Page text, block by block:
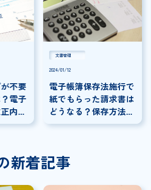
不要
電子
内容
文書管理
2024/01/12
電子帳簿保存法施行で
紙でもらった請求書は
どうなる？保存方法や
注意点を紹介！
新着記事